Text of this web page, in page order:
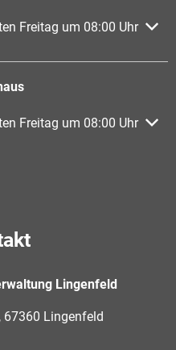
Schließzeiten
Freitag um 08:00 Uhr
Schließzeiten
Freitag um 08:00 Uhr
Lingenfeld
67360 Lingenfeld